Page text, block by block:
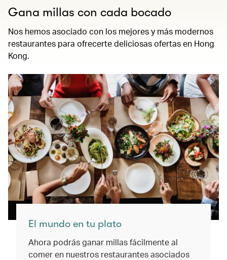
Gana millas con cada bocado
Nos hemos asociado con los mejores y más modernos
restaurantes para ofrecerte deliciosas ofertas en Hong
Kong.
El mundo en tu plato
Ahora podrás ganar millas fácilmente al
comer en nuestros restaurantes asociados